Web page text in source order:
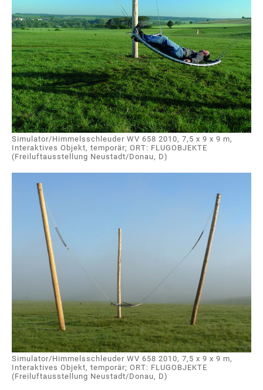
Simulator/Himmelsschleuder WV 658 2010, 7,5 x 9 x 9 m,
Interaktives Objekt, temporär; ORT: FLUGOBJEKTE
(Freiluftausstellung Neustadt/Donau, D)
Simulator/Himmelsschleuder WV 658 2010, 7,5 x 9 x 9 m,
Interaktives Objekt, temporär; ORT: FLUGOBJEKTE
(Freiluftausstellung Neustadt/Donau, D)